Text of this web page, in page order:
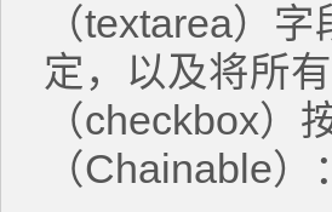
（textarea）
定，以及将所
（checkbox）
（Chainable）